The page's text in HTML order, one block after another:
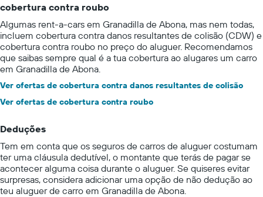
cobertura contra roubo
Algumas rent-a-cars em Granadilla de Abona, mas nem todas,
incluem cobertura contra danos resultantes de colisão (CDW) e
cobertura contra roubo no preço do aluguer. Recomendamos
que saibas sempre qual é a tua cobertura ao alugares um carro
em Granadilla de Abona.
Ver ofertas de cobertura contra danos resultantes de colisão
Ver ofertas de cobertura contra roubo
Deduções
Tem em conta que os seguros de carros de aluguer costumam
ter uma cláusula dedutível, o montante que terás de pagar se
acontecer alguma coisa durante o aluguer. Se quiseres evitar
surpresas, considera adicionar uma opção de não dedução ao
teu aluguer de carro em Granadilla de Abona.